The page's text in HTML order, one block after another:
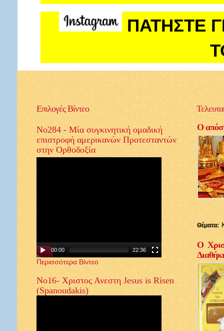
ΠΑΤΗΣΤΕ
ΕπιλογέςΒίντεο
Νο284 - Μία συγκινητική ομαδική
επιστροφή αμερικανών Προτεσταντών
στην Ορθοδοξία
00:00 22:36
Περισσότερα Βίντεο
Νο16- Χριστος Ανεστη Jesus is Risen
(Spanoudakis)
Ο
Θέματα:
Ο